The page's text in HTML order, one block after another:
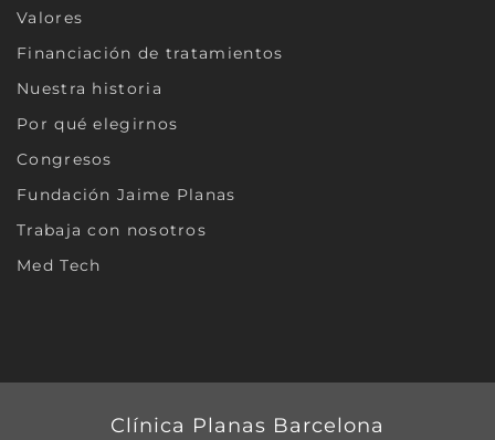
Valores
Financiación de tratamientos
Nuestra historia
Por qué elegirnos
Congresos
Fundación Jaime Planas
Trabaja con nosotros
Med Tech
Clínica Planas Barcelona